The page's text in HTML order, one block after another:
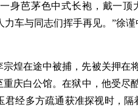
身芭茅色中式长袍，戴一顶
力车与同志们挥手再见。”徐
煌在途中被捕，先被关押在
重庆白公馆。在狱中，他受
君经多方疏通获准探视时，